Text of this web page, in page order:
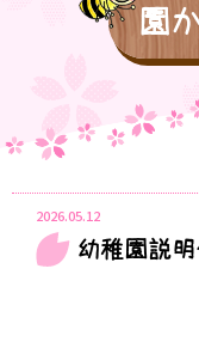
園
2026.05.12
幼稚園説